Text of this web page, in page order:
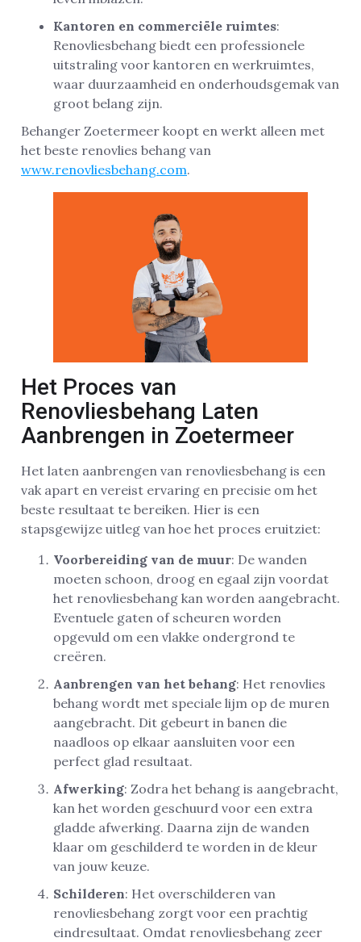
Kantoren en commerciële ruimtes:
Renovliesbehang biedt een professionele
uitstraling voor kantoren en werkruimtes,
waar duurzaamheid en onderhoudsgemak van
groot belang zijn.
Behanger Zoetermeer koopt en werkt alleen met
het beste renovlies behang van
www.renovliesbehang.com.
Het Proces van
Renovliesbehang Laten
Aanbrengen in Zoetermeer
Het laten aanbrengen van renovliesbehang is een
vak apart en vereist ervaring en precisie om het
beste resultaat te bereiken. Hier is een
stapsgewijze uitleg van hoe het proces eruitziet:
Voorbereiding van de muur: De wanden
moeten schoon, droog en egaal zijn voordat
het renovliesbehang kan worden aangebracht.
Eventuele gaten of scheuren worden
opgevuld om een vlakke ondergrond te
creëren.
Aanbrengen van het behang: Het renovlies
behang wordt met speciale lijm op de muren
aangebracht. Dit gebeurt in banen die
naadloos op elkaar aansluiten voor een
perfect glad resultaat.
Afwerking: Zodra het behang is aangebracht,
kan het worden geschuurd voor een extra
gladde afwerking. Daarna zijn de wanden
klaar om geschilderd te worden in de kleur
van jouw keuze.
Schilderen: Het overschilderen van
renovliesbehang zorgt voor een prachtig
eindresultaat. Omdat renovliesbehang zeer